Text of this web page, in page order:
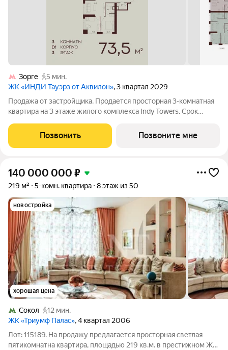
Зорге
5 мин.
ЖК «ИНДИ Тауэрз от Аквилон», 3 квартал 2029
Продажа от застройщика. Продается просторная 3-комнатная
квартира на 3 этаже жилого комплекса Indy Towers. Срок
Хорошевском районе Москвы, на улице Куусенина, в
окружении почти 150 гектаров
Позвонить Позвоните мне
140 000 000 ₽
219 м² 5-комн. квартира 8 этаж из 50
новостройка
хорошая цена
Сокол
12 мин.
ЖК «Триумф Палас», 4 квартал 2006
Лот: 115189. На продажу предлагается просторная светлая
пятикомнатна квартира, площадью 219 кв.м. в престижном ЖК